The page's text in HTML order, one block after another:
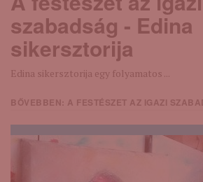
szabadság - Edina
sikersztorija
Edina sikersztorija egy folyamatos ...
BŐVEBBEN: A FESTÉSZET AZ IGAZI SZABADSÁG